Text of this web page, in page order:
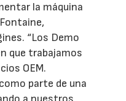
la máquina
“Los Demo
que trabajamos
OEM.
parte de una